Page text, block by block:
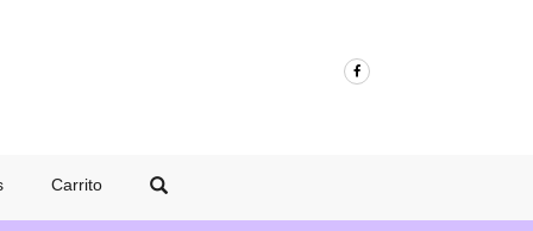
Carrito